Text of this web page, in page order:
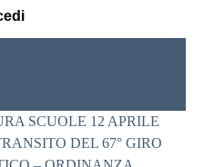
SCUOLE 12 APRILE
DEL 67° GIRO